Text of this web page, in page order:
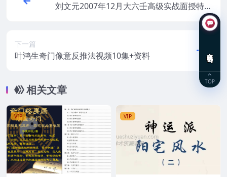
刘文元2007年12月大六壬高级实战面授特训
班视频22集
下一篇
叶鸿生奇门像意反推法视频10集+资料
相关文章
VIP VIP
TOP